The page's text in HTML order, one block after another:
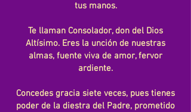
tus manos.
Te llaman Consolador, don del Dios
Altísimo. Eres la unción de nuestras
almas, fuente viva de amor, fervor
ardiente.
Concedes gracia siete veces, pues tienes
poder de la diestra del Padre, prometido